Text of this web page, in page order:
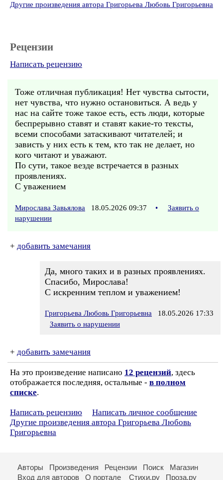
Другие произведения автора Григорьева Любовь Григорьевна
Рецензии
Написать рецензию
Тоже отличная публикация! Нет чувства сытости,
нет чувства, что нужно остановиться. А ведь у
нас на сайте тоже такое есть, есть люди, которые
беспрерывно ставят и ставят какие-то тексты,
всеми способами затаскивают читателей; и
зависть у них есть к тем, кто так не делает, но
кого читают и уважают.
По сути, такое везде встречается в разных
проявлениях.
С уважением
Мирослава Завьялова 18.05.2026 09:37 •
Заявить о
нарушении
+ добавить замечания
Да, много таких и в разных проявлениях.
Спасибо, Мирослава!
С искренним теплом и уважением!
Григорьева Любовь Григорьевна 18.05.2026 17:33
Заявить о нарушении
+ добавить замечания
На это произведение написано 12 рецензий, здесь
отображается последняя, остальные - в полном
списке.
Написать рецензию
Написать личное сообщение
Другие произведения автора Григорьева Любовь
Григорьевна
Авторы Произведения Рецензии Поиск
Магазин
Вход для авторов
О портале Стихи.ру Проза.ру